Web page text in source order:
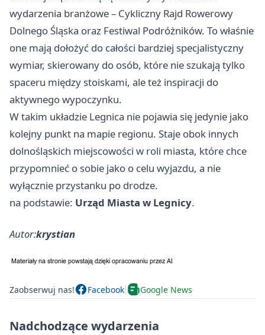
wydarzenia branżowe – Cykliczny Rajd Rowerowy
Dolnego Śląska oraz Festiwal Podróżników. To właśnie
one mają dołożyć do całości bardziej specjalistyczny
wymiar, skierowany do osób, które nie szukają tylko
spaceru między stoiskami, ale też inspiracji do
aktywnego wypoczynku.
W takim układzie Legnica nie pojawia się jedynie jako
kolejny punkt na mapie regionu. Staje obok innych
dolnośląskich miejscowości w roli miasta, które chce
przypomnieć o sobie jako o celu wyjazdu, a nie
wyłącznie przystanku po drodze.
na podstawie: Urząd Miasta w Legnicy.
Autor:krystian
Zaobserwuj nas! Facebook Google News
Nadchodzące wydarzenia